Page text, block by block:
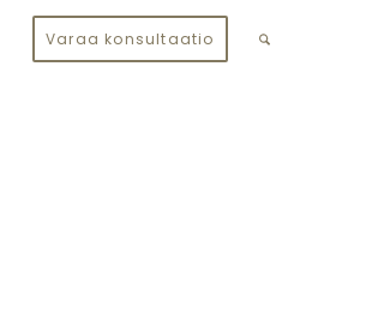
Varaa konsultaatio